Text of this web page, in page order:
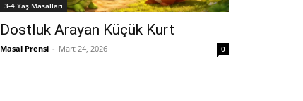
3-4 Yaş Masalları
Dostluk Arayan Küçük Kurt
Masal Prensi - Mart 24, 2026 0